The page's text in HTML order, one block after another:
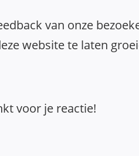
van onze
website te laten
voor je reactie!